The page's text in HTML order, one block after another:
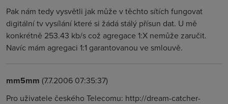
Pak nám tedy vysvětli jak může v těchto sítích fungovat
digitální tv vysílání které si žádá stálý přísun dat. U mě
konkrétně 253.43 kb/s což agregace 1:X nemůže zaručit.
Navíc mám agregaci 1:1 garantovanou ve smlouvě.
mm5mm (7.7.2006 07:35:37)
Pro uživatele českého Telecomu: http://dream-catcher-